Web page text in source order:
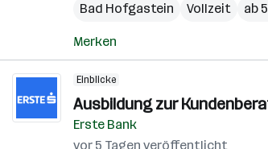
Bad Hofgastein
Vollzeit ab
Merken
Einblicke
Ausbildung zur
Erste Bank
vor 5 Tagen veröffentlicht